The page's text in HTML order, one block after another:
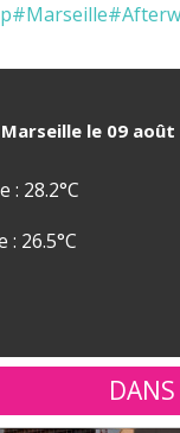
#Marseille
le 09 août
28.2°C
26.5°C